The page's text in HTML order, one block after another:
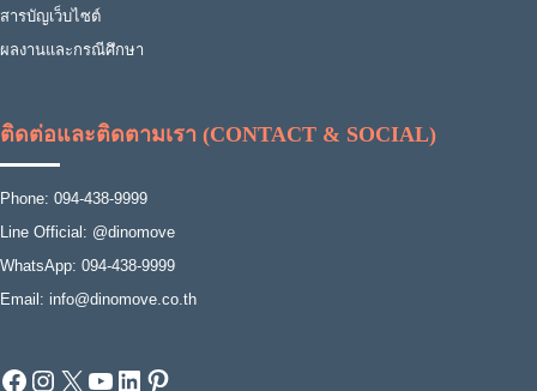
สารบัญเว็บไซต์
ผลงานและกรณีศึกษา
ติดต่อและติดตามเรา (CONTACT & SOCIAL)
Phone: 094-438-9999
Line Official: @dinomove
WhatsApp: 094-438-9999
Email: info@dinomove.co.th
Facebook
Instagram
X YouTube
LinkedIn
Pinterest